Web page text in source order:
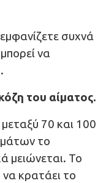
συχνά
να
του αίματος.
70 και 100
το
μειώνεται. Το
κρατάει το